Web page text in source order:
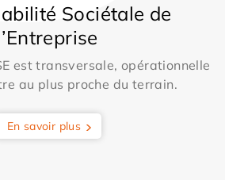
Sociétale de
est transversale, opérationnelle
au plus proche du terrain.
En savoir plus